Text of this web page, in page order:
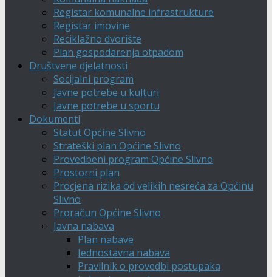
Registar komunalne infrastrukture
Registar imovine
Reciklažno dvorište
Plan gospodarenja otpadom
Društvene djelatnosti
Socijalni program
Javne potrebe u kulturi
Javne potrebe u sportu
Dokumenti
Statut Općine Slivno
Strateški plan Općine Slivno
Provedbeni program Općine Slivno
Prostorni plan
Procjena rizika od velikih nesreća za Općinu
Slivno
Proračun Općine Slivno
Javna nabava
Plan nabave
Jednostavna nabava
Pravilnik o provedbi postupaka